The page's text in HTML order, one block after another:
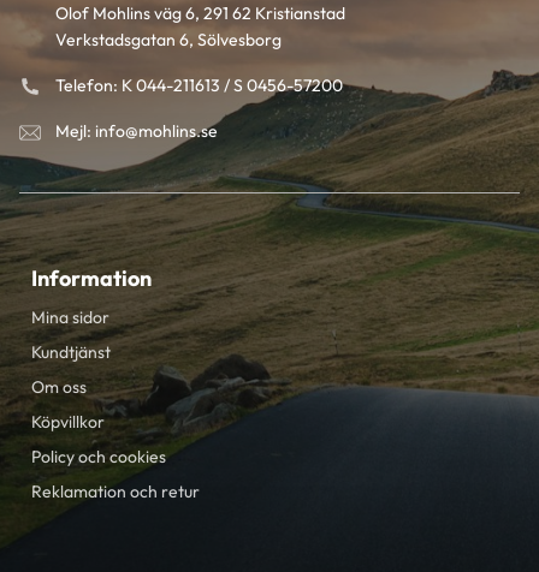
Olof Mohlins väg 6, 291 62 Kristianstad
Verkstadsgatan 6, Sölvesborg
Telefon: K 044-211613 / S 0456-57200
Mejl: info@mohlins.se
Information
Mina sidor
Kundtjänst
Om oss
Köpvillkor
Policy och cookies
Reklamation och retur